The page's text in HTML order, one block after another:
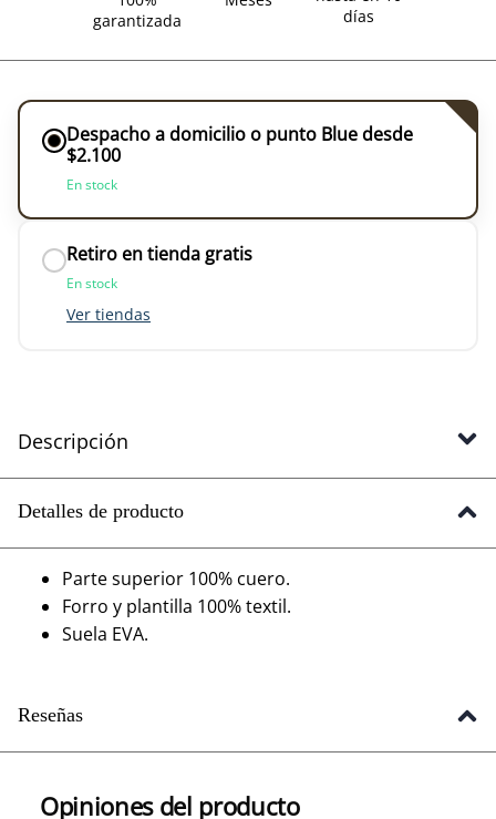
garantizada
días
Despacho a domicilio o punto Blue desde
$2.100
En stock
Retiro en tienda gratis
En stock
Ver tiendas
Descripción
Detalles de producto
Parte superior 100% cuero.
Forro y plantilla 100% textil.
Suela EVA.
Reseñas
Opiniones del producto